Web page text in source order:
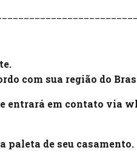
com sua região do
entrará em contato via
paleta de seu casamento.